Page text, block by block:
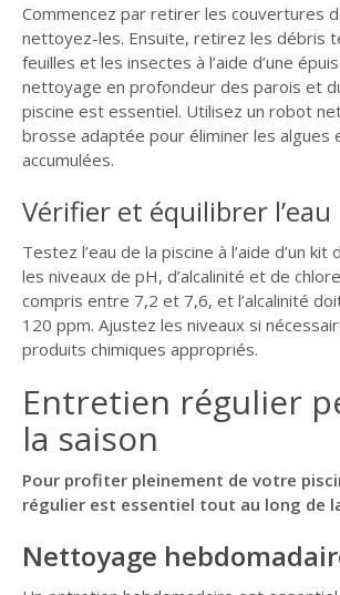
Commencez par retirer les couvertures
nettoyez-les. Ensuite, retirez les débris
feuilles et les insectes à l’aide d’une
nettoyage en profondeur des parois et
piscine est essentiel. Utilisez un robot
brosse adaptée pour éliminer les algues
accumulées.
Vérifier et équilibrer l’eau
Testez l’eau de la piscine à l’aide d’un
les niveaux de pH, d’alcalinité et de
compris entre 7,2 et 7,6, et l’alcalinité
120 ppm. Ajustez les niveaux si
produits chimiques appropriés.
Entretien régulier
la saison
Pour profiter pleinement de votre
régulier est essentiel tout au long de
Nettoyage